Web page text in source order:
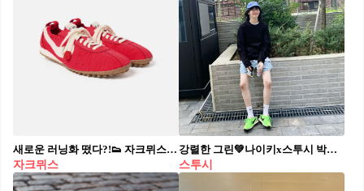
새로운 러닝화 떴다?!👟 자크뮈스와 나이키가 재해석한 1972년 러닝화'🌕문 슈즈 자크뮈스와 나이키가 올해 초 런웨이에서 공개됐죠. 1972년 빌 바우어맨이 개발한 전설적 러닝화 ‘문 슈즈’를 현대적으로 재해석해 올가을 선보입니다. 3가지 컬러로 출시되며, 공식 가격은 239,000원(약 180유로)입니다. 달 표면을 닮은 전통적 와플 아웃솔과 미니멀한 나일론 어퍼, 발목 밴드 디테일이 특징입니다. 많은 기대를 모으고 있는 이번 콜라보는 9월 29일 자크뮈스 웹사이트에서 먼저 공개된 뒤, 10월 6일 나이키 SNKRS 및 글로벌 리테일러로 확대 출시됩니다.
자크뮈스
강렬한 그린💚나이키x스투시 박규영, 효민, 나나 최근 일상 속 운동화 LD-1000 SP👟✔️
스투시